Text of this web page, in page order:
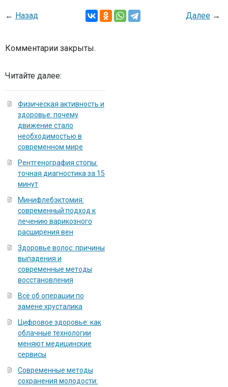
← Назад Далее →
Комментарии закрыты.
Читайте далее:
Физическая активность и
здоровье: почему
движение стало
необходимостью в
современном мире
Рентгенография стопы:
точная диагностика за 15
минут
Минифлебэктомия:
современный подход к
лечению варикозного
расширения вен
Здоровье волос: причины
выпадения и
современные методы
восстановления
Всё об операции по
замене хрусталика
Цифровое здоровье: как
облачные технологии
меняют медицинские
сервисы
Современные методы
сохранения молодости: